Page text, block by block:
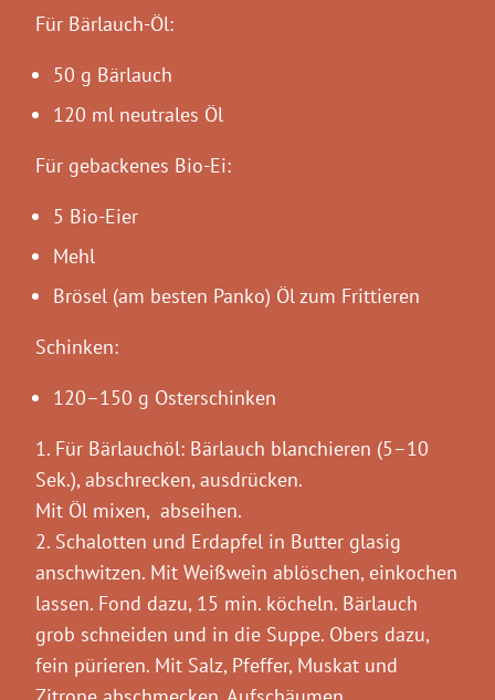
Für Bärlauch-Öl:
50 g Bärlauch
120 ml neutrales Öl
Für gebackenes Bio-Ei:
5 Bio-Eier
Mehl
Brösel (am besten Panko) Öl zum Frittieren
Schinken:
120–150 g Osterschinken
1. Für Bärlauchöl: Bärlauch blanchieren (5–10
Sek.), abschrecken, ausdrücken.
Mit Öl mixen, abseihen.
2. Schalotten und Erdapfel in Butter glasig
anschwitzen. Mit Weißwein ablöschen, einkochen
lassen. Fond dazu, 15 min. köcheln. Bärlauch
grob schneiden und in die Suppe. Obers dazu,
fein pürieren. Mit Salz, Pfeffer, Muskat und